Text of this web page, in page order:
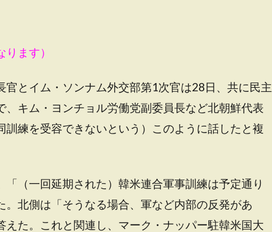
ます）
官とイム・ソンナム外交部第1次官は28日、共に民主
、キム・ヨンチョル労働党副委員長など北朝鮮代表
訓練を受容できないという）このように話したと複
（一回延期された）韓米連合軍事訓練は予定通り
北側は「そうなる場合、軍など内部の反発があ
えた。これと関連し、マーク・ナッパー駐韓米国大